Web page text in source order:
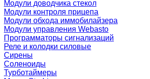
Модули доводчика стекол
Модули контроля прицепа
Модули обхода иммобилайзера
Модули управления Webasto
Программаторы сигнализаций
Реле и колодки силовые
Сирены
Соленоиды
Турботаймеры